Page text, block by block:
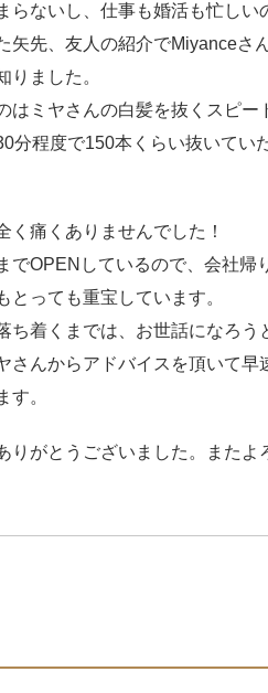
らないし、仕事も婚活も忙し
矢先、友人の紹介でMiyanceさ
りました。
はミヤさんの白髪を抜くスピー
分程度で150本くらい抜いてい
く痛くありませんでした！
でOPENしているので、会社帰
とっても重宝しています。
ち着くまでは、お世話になろう
さんからアドバイスを頂いて早
す。
りがとうございました。またよ